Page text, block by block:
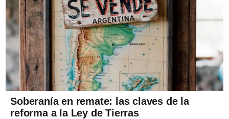
Soberanía en remate: las claves de la
reforma a la Ley de Tierras